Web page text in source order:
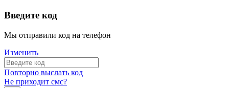
Введите код
Мы отправили код на телефон
Изменить
Повторно выслать код
Не приходит смс?